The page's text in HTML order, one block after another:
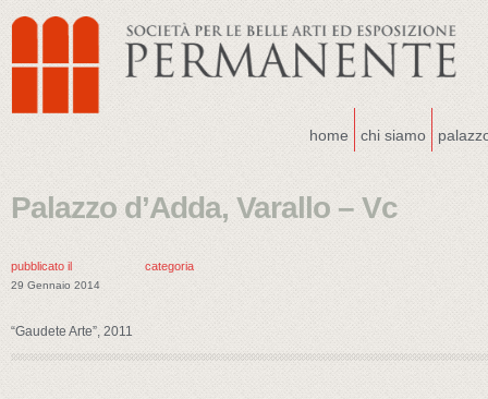
home chi siamo
Palazzo d’Adda, Varallo – Vc
pubblicato il
29 Gennaio 2014
categoria
“Gaudete Arte”, 2011